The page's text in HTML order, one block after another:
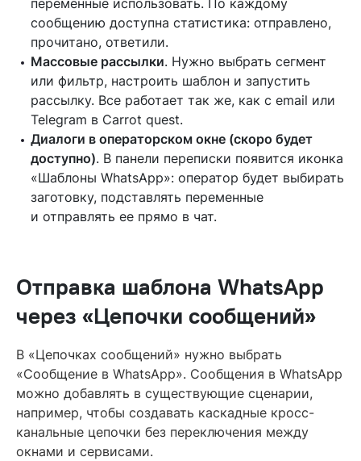
переменные использовать. По каждому
сообщению доступна статистика: отправлено,
прочитано, ответили.
Массовые рассылки. Нужно выбрать сегмент
или фильтр, настроить шаблон и запустить
рассылку. Все работает так же, как с email или
Telegram в Carrot quest.
Диалоги в операторском окне (скоро будет
доступно). В панели переписки появится иконка
«Шаблоны WhatsApp»: оператор будет выбирать
заготовку, подставлять переменные
и отправлять ее прямо в чат.
Отправка шаблона WhatsApp
через «Цепочки сообщений»
В «Цепочках сообщений» нужно выбрать
«Сообщение в WhatsApp». Сообщения в WhatsApp
можно добавлять в существующие сценарии,
например, чтобы создавать каскадные кросс-
канальные цепочки без переключения между
окнами и сервисами.